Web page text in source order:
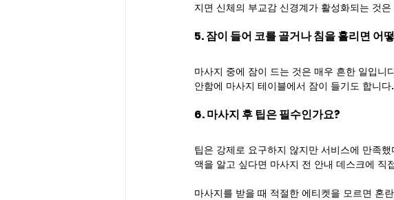
지면 신체의 부교감 신경계가 활성화되는 것
5. 잠이 들어 코를 골거나 침을 흘리면 어
마사지 중에 잠이 드는 것은 매우 흔한 일입니
안함에 마사지 테이블에서 잠이 들기도 합니
6. 마사지 후 팁은 필수인가요?
팁은 강제로 요구하지 않지만 서비스에 만족
액을 알고 싶다면 마사지 전 안내 데스크에 직
마사지를 받을 때 적절한 에티켓을 모르면 혼